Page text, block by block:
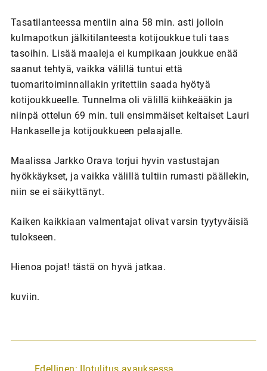
Tasatilanteessa mentiin aina 58 min. asti jolloin
kulmapotkun jälkitilanteesta kotijoukkue tuli taas
tasoihin. Lisää maaleja ei kumpikaan joukkue enää
saanut tehtyä, vaikka välillä tuntui että
tuomaritoiminnallakin yritettiin saada hyötyä
kotijoukkueelle. Tunnelma oli välillä kiihkeääkin ja
niinpä ottelun 69 min. tuli ensimmäiset keltaiset Lauri
Hankaselle ja kotijoukkueen pelaajalle.
Maalissa Jarkko Orava torjui hyvin vastustajan
hyökkäykset, ja vaikka välillä tultiin rumasti päällekin,
niin se ei säikyttänyt.
Kaiken kaikkiaan valmentajat olivat varsin tyytyväisiä
tulokseen.
Hienoa pojat! tästä on hyvä jatkaa.
kuviin.
A